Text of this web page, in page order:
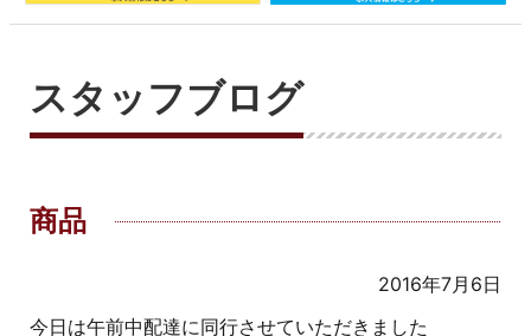
スタッフブログ
商品
2016年7月6日
今日は午前中配達に同行させていただきました